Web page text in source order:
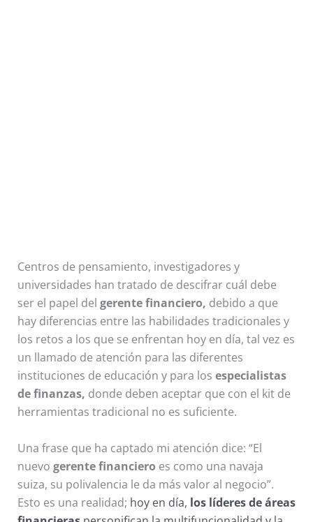
Centros de pensamiento, investigadores y
universidades han tratado de descifrar cuál debe
ser el papel del gerente financiero, debido a que
hay diferencias entre las habilidades tradicionales y
los retos a los que se enfrentan hoy en día, tal vez es
un llamado de atención para las diferentes
instituciones de educación y para los especialistas
de finanzas, donde deben aceptar que con el kit de
herramientas tradicional no es suficiente.
Una frase que ha captado mi atención dice: “El
nuevo gerente financiero es como una navaja
suiza, su polivalencia le da más valor al negocio”.
Esto es una realidad; hoy en día, los líderes de áreas